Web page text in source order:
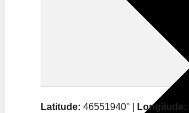
Latitude: 46551940° | Longitude: